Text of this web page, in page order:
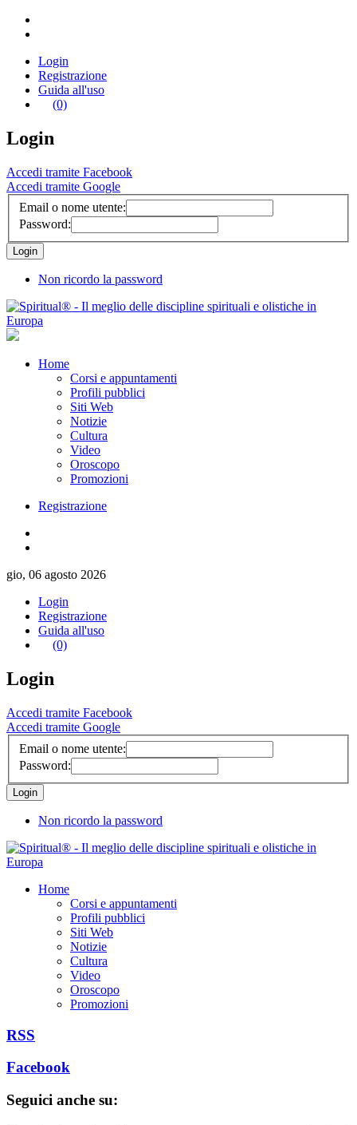
Login
Registrazione
Guida all'uso
(0)
Login
Accedi tramite Facebook
Accedi tramite Google
Email o nome utente:
Password:
Non ricordo la password
Home
Corsi e appuntamenti
Profili pubblici
Siti Web
Notizie
Cultura
Video
Oroscopo
Promozioni
Registrazione
gio, 06 agosto 2026
Login
Registrazione
Guida all'uso
(0)
Login
Accedi tramite Facebook
Accedi tramite Google
Email o nome utente:
Password:
Non ricordo la password
Home
Corsi e appuntamenti
Profili pubblici
Siti Web
Notizie
Cultura
Video
Oroscopo
Promozioni
RSS
Facebook
Seguici anche su: